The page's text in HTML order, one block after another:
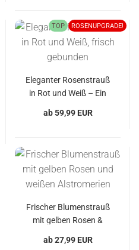
TOP ROSENUPGRADE!
Eleganter Rosenstrauß
in Rot und Weiß – Ein
ab 59,99 EUR
Frischer Blumenstrauß
mit gelben Rosen &
ab 27,99 EUR